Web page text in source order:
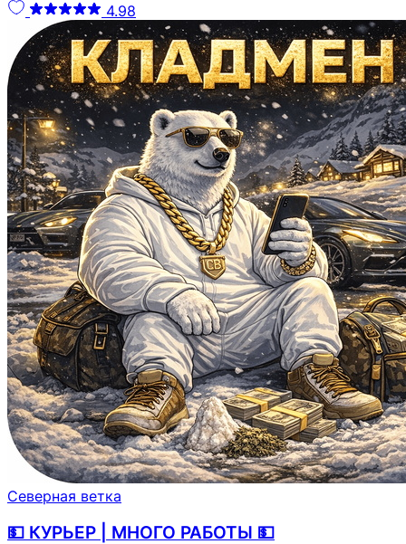
4.98
Северная ветка
💵 КУРЬЕР | МНОГО РАБОТЫ 💵